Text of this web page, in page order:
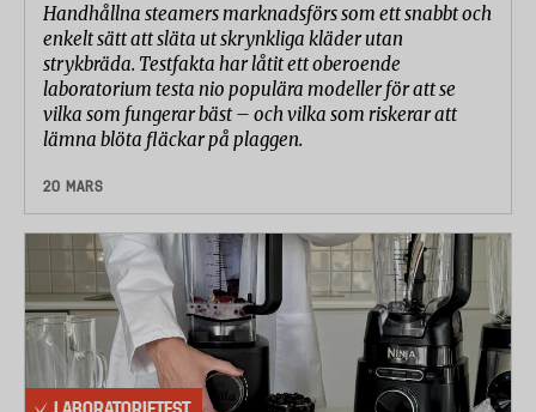
Handhållna steamers marknadsförs som ett snabbt och
enkelt sätt att släta ut skrynkliga kläder utan
strykbräda. Testfakta har låtit ett oberoende
laboratorium testa nio populära modeller för att se
vilka som fungerar bäst – och vilka som riskerar att
lämna blöta fläckar på plaggen.
20 MARS